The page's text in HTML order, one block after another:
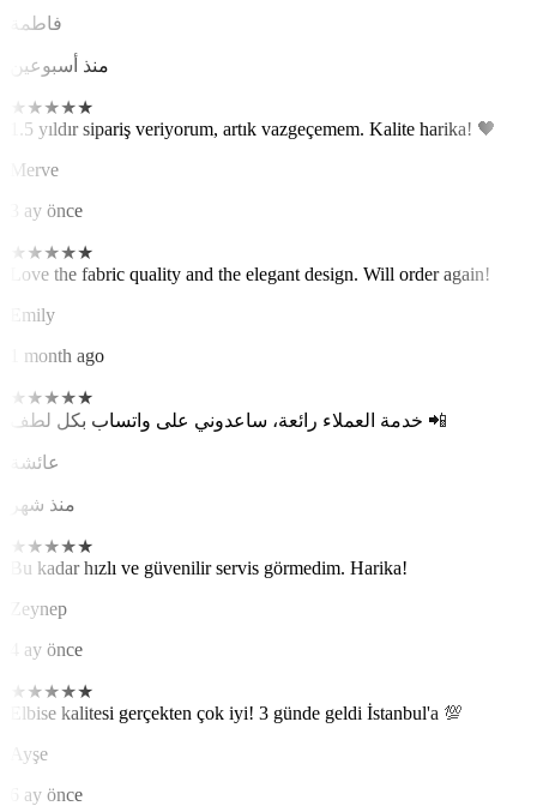
فاطمة
منذ أسبوعين
★ ★★★★
1.5 yıldır sipariş veriyorum, artık vazgeçemem. Kalite harika! 🖤
Merve
3 ay önce
★ ★★★★
Love the fabric quality and the elegant design. Will order again!
Emily
1 month ago
★ ★★★★
خدمة العملاء رائعة، ساعدوني على واتساب بكل لطف 📲
عائشة
منذ شهر
★ ★★★★
Bu kadar hızlı ve güvenilir servis görmedim. Harika!
Zeynep
4 ay önce
★ ★★★★
Elbise kalitesi gerçekten çok iyi! 3 günde geldi İstanbul'a 💯
Ayşe
6 ay önce